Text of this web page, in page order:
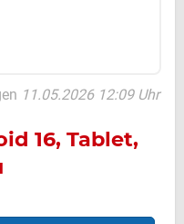
11.05.2026 12:09 Uhr
16, Tablet,